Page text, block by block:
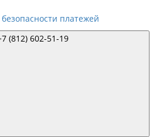
платежей